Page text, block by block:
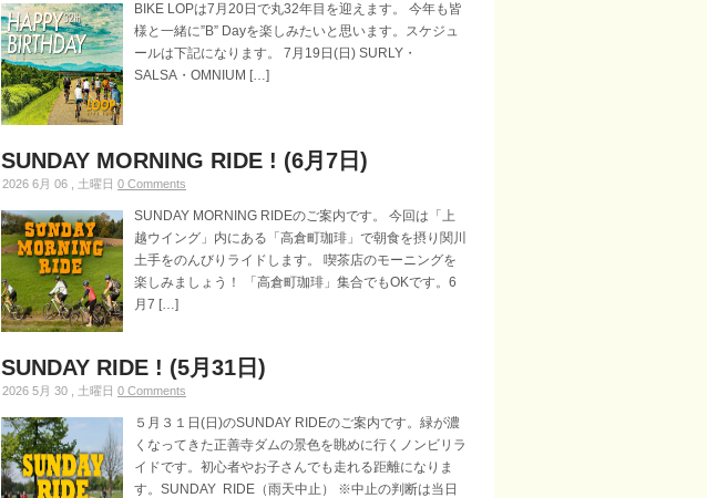
BIKE LOPは7月20日で丸32年目を迎えます。 今年も皆
様と一緒に”B” Dayを楽しみたいと思います。スケジュ
ールは下記になります。 7月19日(日) SURLY・
SALSA・OMNIUM […]
SUNDAY MORNING RIDE ! (6月7日)
2026 6月 06 , 土曜日 0 Comments
SUNDAY MORNING RIDEのご案内です。 今回は「上
越ウイング」内にある「高倉町珈琲」で朝食を摂り関川
土手をのんびりライドします。 喫茶店のモーニングを
楽しみましょう！ 「高倉町珈琲」集合でもOKです。6
月7 […]
SUNDAY RIDE ! (5月31日)
2026 5月 30 , 土曜日 0 Comments
５月３１日(日)のSUNDAY RIDEのご案内です。緑が濃
くなってきた正善寺ダムの景色を眺めに行くノンビリラ
イドです。初心者やお子さんでも走れる距離になりま
す。SUNDAY RIDE（雨天中止） ※中止の判断は当日